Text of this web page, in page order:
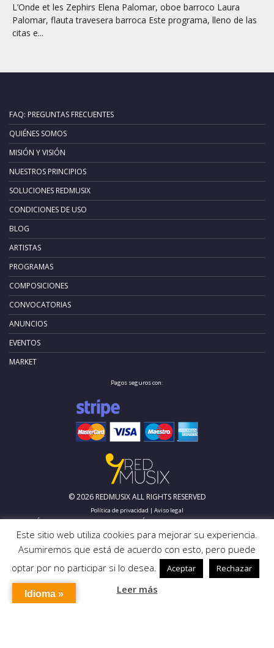
L’Onde et les Zephirs Elena Palomar, oboe barroco Laura
Palomar, flauta travesera barroca Este programa, lleno de las
citas e...
FAQ: PREGUNTAS FRECUENTES
QUIÉNES SOMOS
MISIÓN Y VISIÓN
NUESTROS PRINCIPIOS
SOLUCIONES REDMUSIX
CONDICIONES DE USO
BLOG
ARTISTAS
PROGRAMAS
COMPOSICIONES
CONVOCATORIAS
ANUNCIOS
EVENTOS
MARKET
Pagos seguros con:
© 2026 REDMUSIX ALL RIGHTS RESERVED
Política de privacidad | Aviso legal
SUSCRÍBETE A NUESTRO BOLETÍN
Este sitio web utiliza cookies para mejorar su experiencia.
Asumiremos que está de acuerdo con esto, pero puede
optar por no participar si lo desea.
Aceptar Rechazar
Leer más
Idioma »